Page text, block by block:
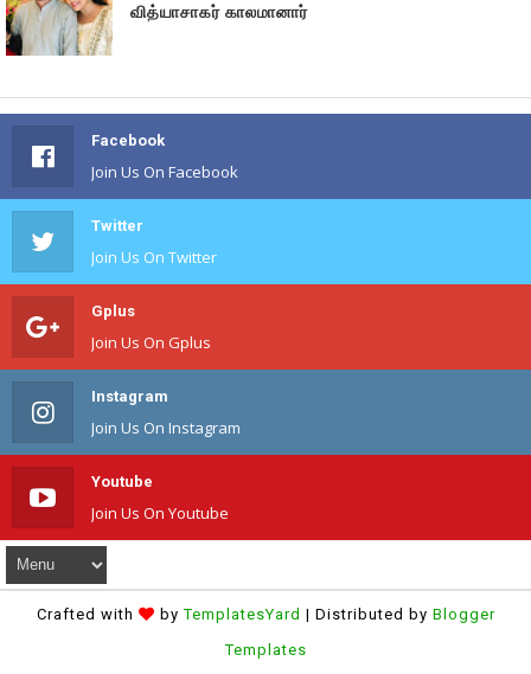
வித்யாசாகர் காலமானார்
Facebook
Join Us On Facebook
Twitter
Join Us On Twitter
Gplus
Join Us On Gplus
Instagram
Join Us On Instagram
Youtube
Join Us On Youtube
Crafted with byTemplatesYard | Distributed by Blogger
Templates